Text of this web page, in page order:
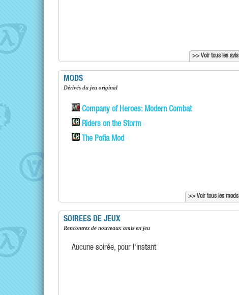
>> Voir tous les avis
MODS
Dérivés du jeu original
Company of Heroes: Modern Combat
Riders on the Storm
The Pofia Mod
>> Voir tous les mods
SOIREES DE JEUX
Rencontrez de nouveaux amis en jeu
Aucune soirée, pour l'instant